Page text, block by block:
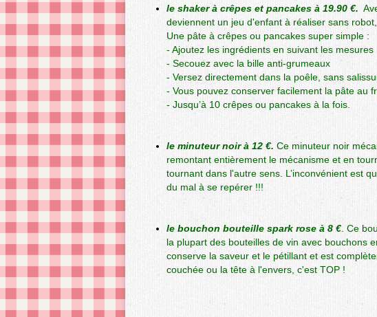
le shaker à crêpes et pancakes à 19.90 €.
deviennent un jeu d'enfant à réaliser sans
Une pâte à crêpes ou pancakes super simple :
- Ajoutez les ingrédients en suivant les mesures
- Secouez avec la bille anti-grumeaux
- Versez directement dans la poêle, sans
- Vous pouvez conserver facilement la pâte au
- Jusqu’à 10 crêpes ou pancakes à la fois.
le minuteur noir à 12 €. Ce minuteur noir
remontant entièrement le mécanisme et en
tournant dans l'autre sens. L’inconvénient est
du mal à se repérer !!!
le bouchon bouteille spark rose à 8 €. Ce
la plupart des bouteilles de vin avec bouchons
conserve la saveur et le pétillant et est
couchée ou la tête à l'envers, c'est TOP !